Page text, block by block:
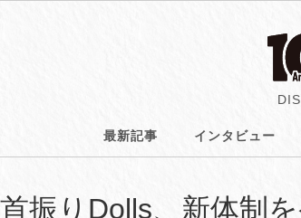
最新記事 インタビュー
首振りDolls、新体制を